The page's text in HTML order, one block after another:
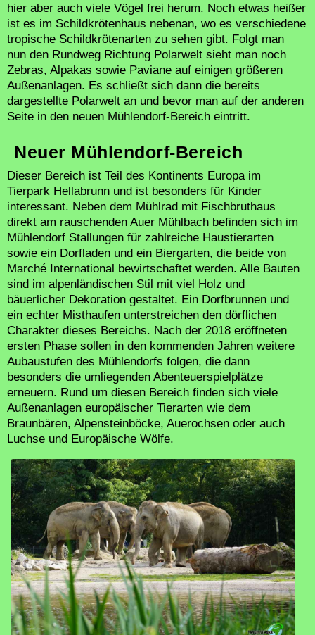
hier aber auch viele Vögel frei herum. Noch etwas heißer
ist es im Schildkrötenhaus nebenan, wo es verschiedene
tropische Schildkrötenarten zu sehen gibt. Folgt man
nun den Rundweg Richtung Polarwelt sieht man noch
Zebras, Alpakas sowie Paviane auf einigen größeren
Außenanlagen. Es schließt sich dann die bereits
dargestellte Polarwelt an und bevor man auf der anderen
Seite in den neuen Mühlendorf-Bereich eintritt.
Neuer Mühlendorf-Bereich
Dieser Bereich ist Teil des Kontinents Europa im
Tierpark Hellabrunn und ist besonders für Kinder
interessant. Neben dem Mühlrad mit Fischbruthaus
direkt am rauschenden Auer Mühlbach befinden sich im
Mühlendorf Stallungen für zahlreiche Haustierarten
sowie ein Dorfladen und ein Biergarten, die beide von
Marché International bewirtschaftet werden. Alle Bauten
sind im alpenländischen Stil mit viel Holz und
bäuerlicher Dekoration gestaltet. Ein Dorfbrunnen und
ein echter Misthaufen unterstreichen den dörflichen
Charakter dieses Bereichs. Nach der 2018 eröffneten
ersten Phase sollen in den kommenden Jahren weitere
Aubaustufen des Mühlendorfs folgen, die dann
besonders die umliegenden Abenteuerspielplätze
erneuern. Rund um diesen Bereich finden sich viele
Außenanlagen europäischer Tierarten wie dem
Braunbären, Alpensteinböcke, Auerochsen oder auch
Luchse und Europäische Wölfe.